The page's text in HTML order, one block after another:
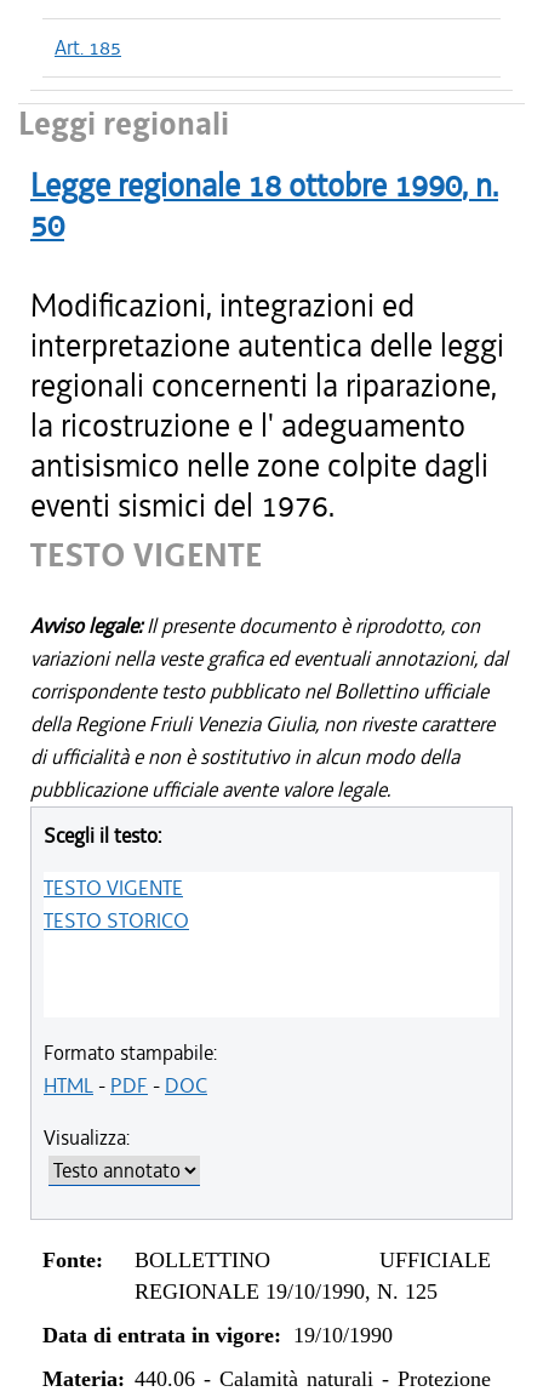
Art. 185
Leggi regionali
Legge regionale 18 ottobre 1990, n.
50
Modificazioni, integrazioni ed
interpretazione autentica delle leggi
regionali concernenti la riparazione,
la ricostruzione e l' adeguamento
antisismico nelle zone colpite dagli
eventi sismici del 1976.
TESTO VIGENTE
Avviso legale:Il presente documento è riprodotto, con
variazioni nella veste grafica ed eventuali annotazioni, dal
corrispondente testo pubblicato nel Bollettino ufficiale
della Regione Friuli Venezia Giulia, non riveste carattere
di ufficialità e non è sostitutivo in alcun modo della
pubblicazione ufficiale avente valore legale.
Scegli il testo:
TESTO VIGENTE
TESTO STORICO
Formato stampabile:
HTML- PDF - DOC
Visualizza:
Fonte:
BOLLETTINO UFFICIALE
REGIONALE 19/10/1990, N. 125
Data di entrata in vigore: 19/10/1990
Materia: 440.06- Calamità naturali - Protezione